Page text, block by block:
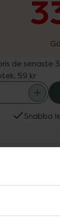
de senaste
59 kr
Snabba
från